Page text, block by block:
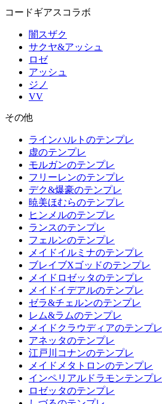
コードギアスコラボ
闇スザク
サクヤ&アッシュ
ロゼ
アッシュ
ジノ
VV
その他
ラインハルトのテンプレ
虚のテンプレ
モルガンのテンプレ
フリーレンのテンプレ
デク&爆豪のテンプレ
暁美ほむらのテンプレ
ヒンメルのテンプレ
ランスのテンプレ
フェルンのテンプレ
メイドイルミナのテンプレ
ブレイブXゴッドのテンプレ
メイドロゼッタのテンプレ
メイドイデアルのテンプレ
ゼラ&チェルンのテンプレ
レム&ラムのテンプレ
メイドクラウディアのテンプレ
アネッタのテンプレ
江戸川コナンのテンプレ
メイドメタトロンのテンプレ
インペリアルドラモンテンプレ
ロゼッタのテンプレ